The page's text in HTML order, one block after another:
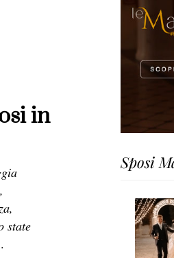
in
state
.
Sposi